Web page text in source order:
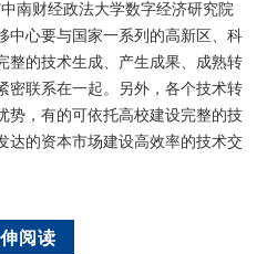
南财经政法大学数字经济研究院
中心要与国家一系列的高新区、科
整的技术生成、产生成果、成熟转
密联系在一起。另外，各个技术转
势，有的可依托高校建设完整的技
达的资本市场建设高效率的技术交
阅读